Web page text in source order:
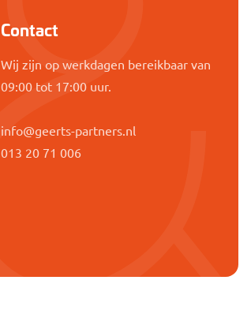
Contact
Wij zijn op werkdagen bereikbaar van
09:00 tot 17:00 uur.
info@geerts-partners.nl
013 20 71 006